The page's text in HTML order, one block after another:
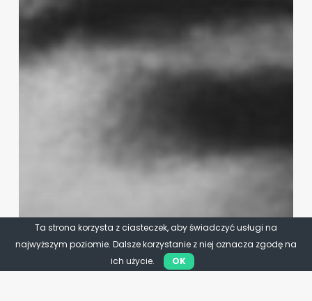
Ta strona korzysta z ciasteczek, aby świadczyć usługi na
najwyższym poziomie. Dalsze korzystanie z niej oznacza zgodę na
ich użycie.
OK